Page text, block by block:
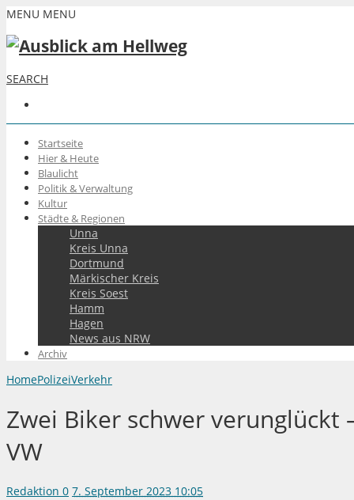
MENU MENU
SEARCH
Startseite
Hier & Heute
Blaulicht
Politik & Verwaltung
Kultur
Städte & Regionen
Unna
Kreis Unna
Dortmund
Märkischer Kreis
Kreis Soest
Hamm
Hagen
News aus NRW
Archiv
HomePolizeiVerkehr
Zwei Biker schwer
VW
Redaktion 0 7. September 2023 10:05